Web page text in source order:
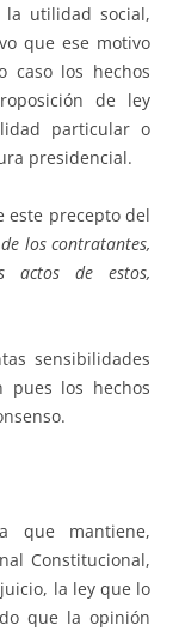
la utilidad social,
que ese motivo
caso los hechos
de ley
particular o
presidencial.
este precepto del
los contratantes,
actos de estos,
sensibilidades
pues los hechos
que mantiene,
Constitucional,
la ley que lo
que la opinión